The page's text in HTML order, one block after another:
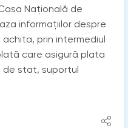
Națională de
informațiilor despre
prin intermediul
care asigură plata
de stat, suportul